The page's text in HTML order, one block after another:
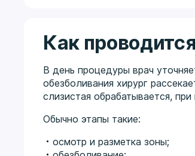
Как
В день процедуры врач
обезболивания хирург
слизистая обрабатывается,
Обычно этапы такие:
осмотр и разметка зоны;